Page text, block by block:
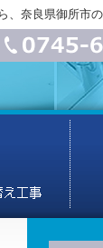
、奈良県御所市